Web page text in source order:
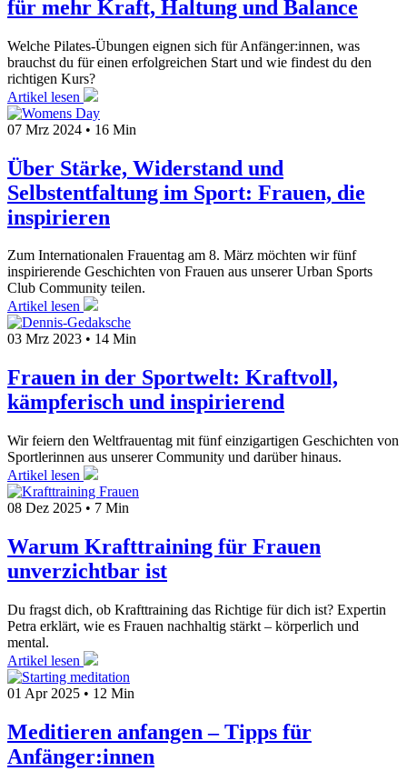
für mehr Kraft, Haltung und Balance
Welche Pilates-Übungen eignen sich für Anfänger:innen, was
brauchst du für einen erfolgreichen Start und wie findest du den
richtigen Kurs?
Artikel lesen
07 Mrz 2024 • 16 Min
Über Stärke, Widerstand und
Selbstentfaltung im Sport: Frauen, die
inspirieren
Zum Internationalen Frauentag am 8. März möchten wir fünf
inspirierende Geschichten von Frauen aus unserer Urban Sports
Club Community teilen.
Artikel lesen
03 Mrz 2023 • 14 Min
Frauen in der Sportwelt: Kraftvoll,
kämpferisch und inspirierend
Wir feiern den Weltfrauentag mit fünf einzigartigen Geschichten von
Sportlerinnen aus unserer Community und darüber hinaus.
Artikel lesen
08 Dez 2025 • 7 Min
Warum Krafttraining für Frauen
unverzichtbar ist
Du fragst dich, ob Krafttraining das Richtige für dich ist? Expertin
Petra erklärt, wie es Frauen nachhaltig stärkt – körperlich und
mental.
Artikel lesen
01 Apr 2025 • 12 Min
Meditieren anfangen – Tipps für
Anfänger:innen